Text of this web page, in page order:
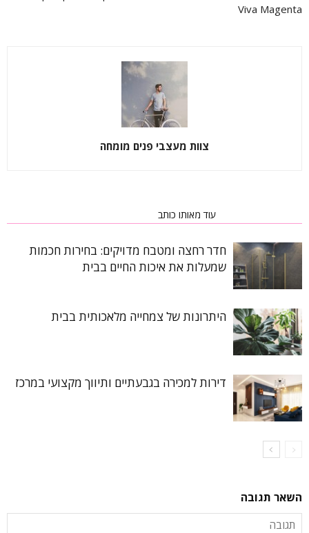
Viva Magenta
צוות מעצבי פנים מומחה
עוד מאותו כותב
חדר רחצה ומטבח מדויקים: בחירות חכמות
שמעלות את איכות החיים בבית
היתרונות של צמחייה מלאכותית בבית
דירות למכירה בגבעתיים ותיווך מקצועי במרכז
השאר תגובה